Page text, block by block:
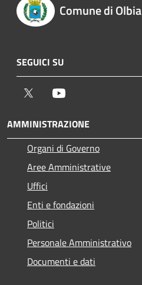
Comune di Olbia
SEGUICI SU
Twitter
AMMINISTRAZIONE
Organi di Governo
Aree Amministrative
Uffici
Enti e fondazioni
Politici
Personale Amministrativo
Documenti e dati